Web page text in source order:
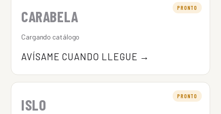
PRONTO
CARABELA
Cargando catálogo
AVÍSAME CUANDO LLEGUE →
PRONTO
ISLO